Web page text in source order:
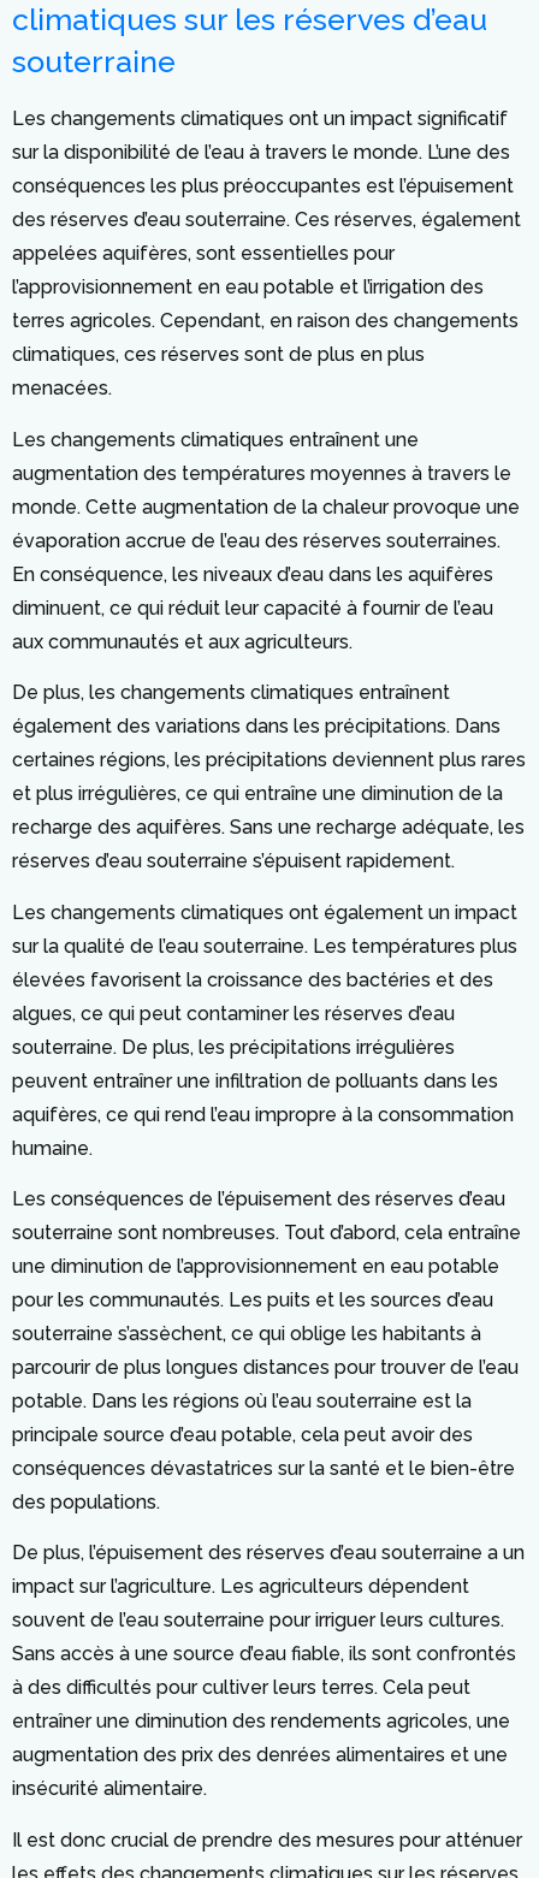
climatiques sur les réserves d’eau
souterraine
Les changements climatiques ont un impact significatif
sur la disponibilité de l’eau à travers le monde. L’une des
conséquences les plus préoccupantes est l’épuisement
des réserves d’eau souterraine. Ces réserves, également
appelées aquifères, sont essentielles pour
l’approvisionnement en eau potable et l’irrigation des
terres agricoles. Cependant, en raison des changements
climatiques, ces réserves sont de plus en plus
menacées.
Les changements climatiques entraînent une
augmentation des températures moyennes à travers le
monde. Cette augmentation de la chaleur provoque une
évaporation accrue de l’eau des réserves souterraines.
En conséquence, les niveaux d’eau dans les aquifères
diminuent, ce qui réduit leur capacité à fournir de l’eau
aux communautés et aux agriculteurs.
De plus, les changements climatiques entraînent
également des variations dans les précipitations. Dans
certaines régions, les précipitations deviennent plus rares
et plus irrégulières, ce qui entraîne une diminution de la
recharge des aquifères. Sans une recharge adéquate, les
réserves d’eau souterraine s’épuisent rapidement.
Les changements climatiques ont également un impact
sur la qualité de l’eau souterraine. Les températures plus
élevées favorisent la croissance des bactéries et des
algues, ce qui peut contaminer les réserves d’eau
souterraine. De plus, les précipitations irrégulières
peuvent entraîner une infiltration de polluants dans les
aquifères, ce qui rend l’eau impropre à la consommation
humaine.
Les conséquences de l’épuisement des réserves d’eau
souterraine sont nombreuses. Tout d’abord, cela entraîne
une diminution de l’approvisionnement en eau potable
pour les communautés. Les puits et les sources d’eau
souterraine s’assèchent, ce qui oblige les habitants à
parcourir de plus longues distances pour trouver de l’eau
potable. Dans les régions où l’eau souterraine est la
principale source d’eau potable, cela peut avoir des
conséquences dévastatrices sur la santé et le bien-être
des populations.
De plus, l’épuisement des réserves d’eau souterraine a un
impact sur l’agriculture. Les agriculteurs dépendent
souvent de l’eau souterraine pour irriguer leurs cultures.
Sans accès à une source d’eau fiable, ils sont confrontés
à des difficultés pour cultiver leurs terres. Cela peut
entraîner une diminution des rendements agricoles, une
augmentation des prix des denrées alimentaires et une
insécurité alimentaire.
Il est donc crucial de prendre des mesures pour atténuer